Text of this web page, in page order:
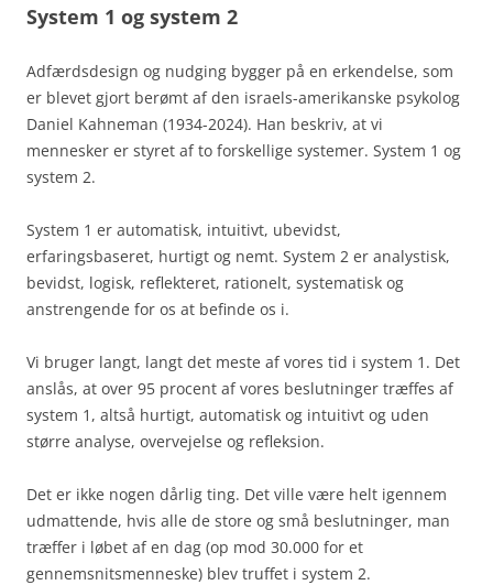
System 1 og system 2
Adfærdsdesign og nudging bygger på en erkendelse, som
er blevet gjort berømt af den israels-amerikanske psykolog
Daniel Kahneman (1934-2024). Han beskriv, at vi
mennesker er styret af to forskellige systemer. System 1 og
system 2.
System 1 er automatisk, intuitivt, ubevidst,
erfaringsbaseret, hurtigt og nemt. System 2 er analystisk,
bevidst, logisk, reflekteret, rationelt, systematisk og
anstrengende for os at befinde os i.
Vi bruger langt, langt det meste af vores tid i system 1. Det
anslås, at over 95 procent af vores beslutninger træffes af
system 1, altså hurtigt, automatisk og intuitivt og uden
større analyse, overvejelse og refleksion.
Det er ikke nogen dårlig ting. Det ville være helt igennem
udmattende, hvis alle de store og små beslutninger, man
træffer i løbet af en dag (op mod 30.000 for et
gennemsnitsmenneske) blev truffet i system 2.